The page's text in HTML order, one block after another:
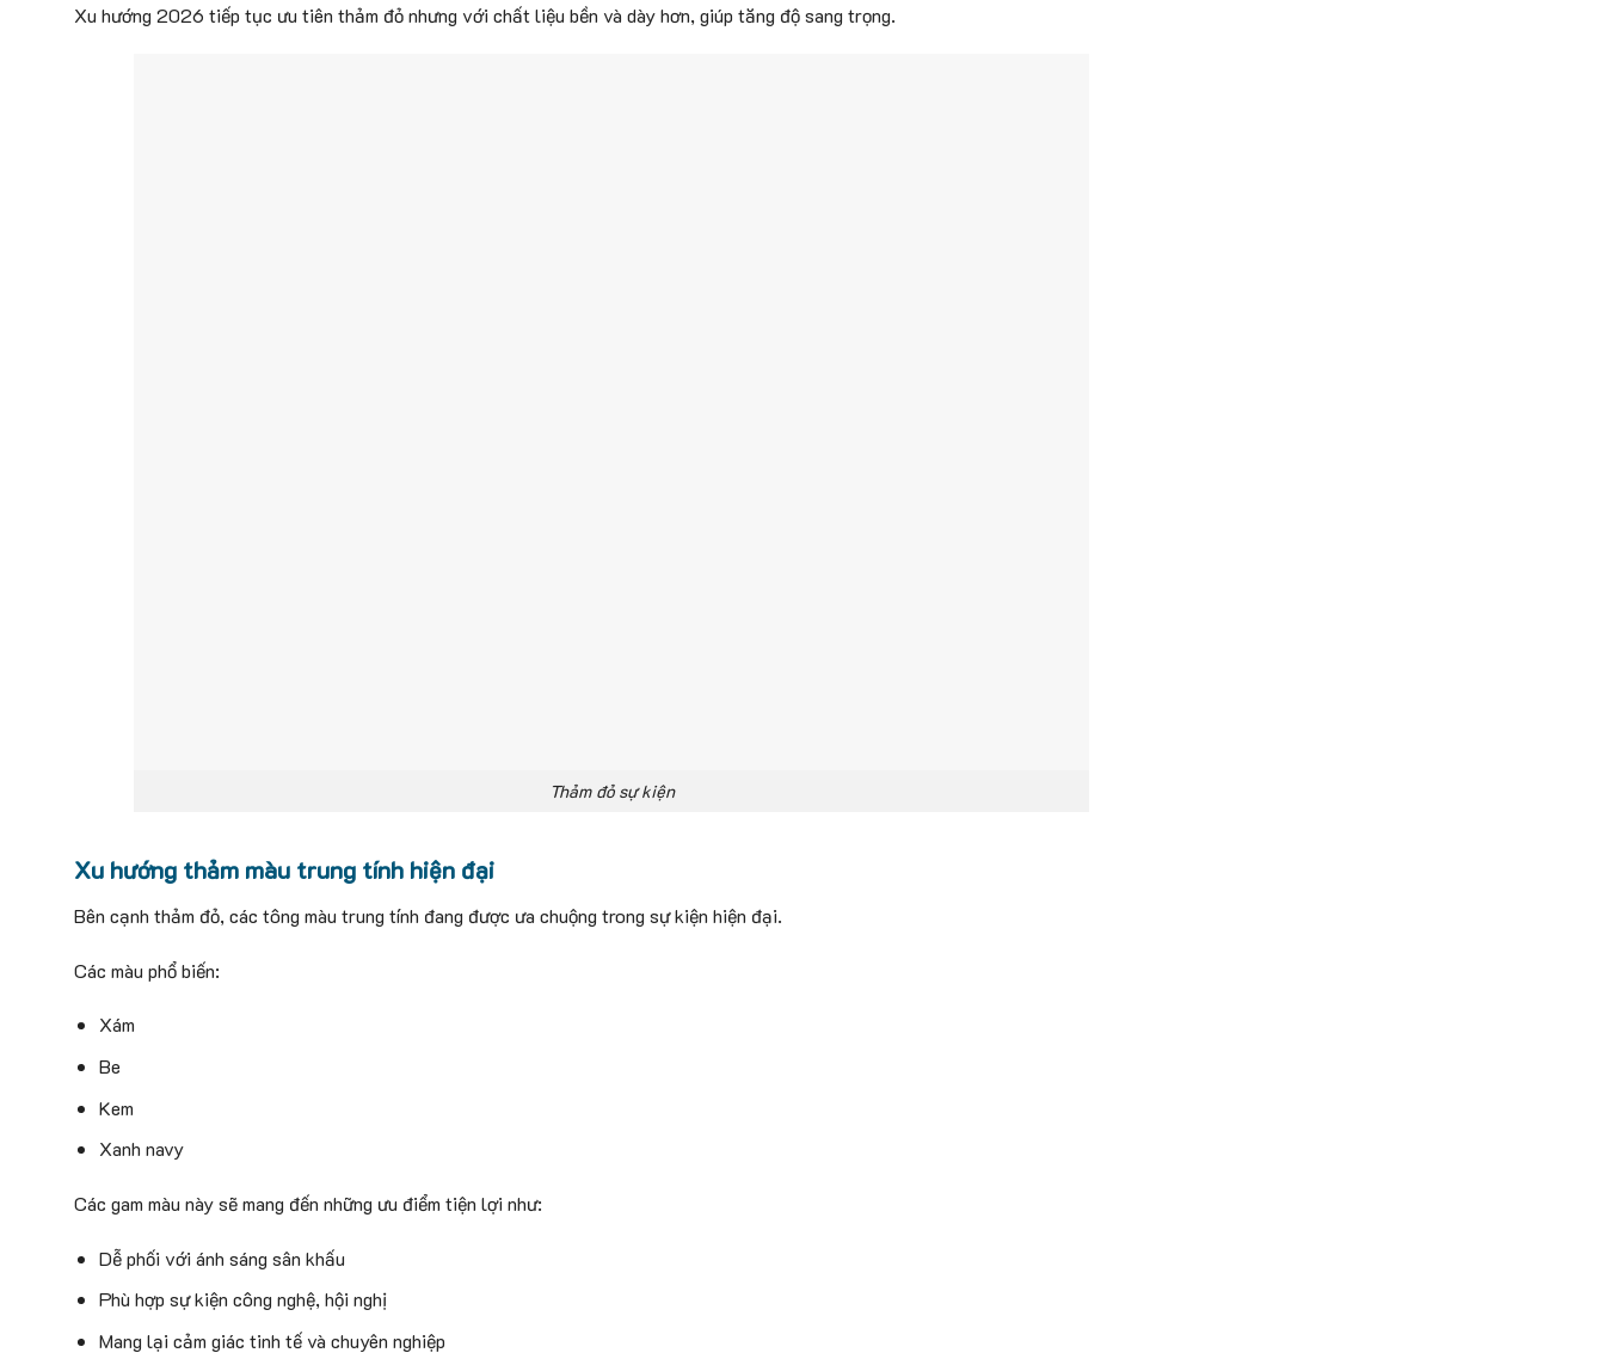
Xu hướng 2026 tiếp tục ưu tiên thảm đỏ nhưng với chất liệu bền và dày hơn, giúp tăng độ sang trọng.
Thảm đỏ sự kiện
Xu hướng thảm màu trung tính hiện đại
Bên cạnh thảm đỏ, các tông màu trung tính đang được ưa chuộng trong sự kiện hiện đại.
Các màu phổ biến:
Xám
Be
Kem
Xanh navy
Các gam màu này sẽ mang đến những ưu điểm tiện lợi như:
Dễ phối với ánh sáng sân khấu
Phù hợp sự kiện công nghệ, hội nghị
Mang lại cảm giác tinh tế và chuyên nghiệp